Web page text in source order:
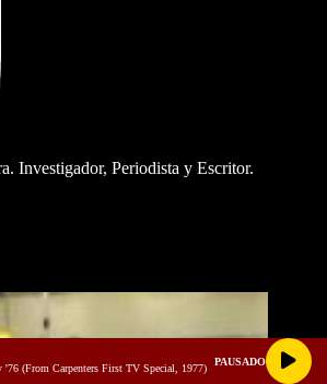
Investigador, Periodista y Escritor.
'76 (From Carpenters First TV Special, 1977)
PAUSADO